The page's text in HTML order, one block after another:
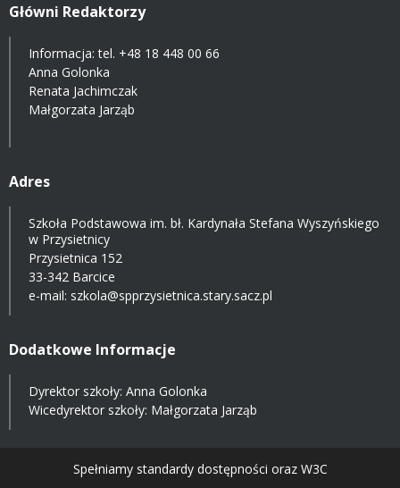
Główni Redaktorzy
Informacja: tel. +48 18 448 00 66
Anna Golonka
Renata Jachimczak
Małgorzata Jarząb
Adres
Szkoła Podstawowa im. bł. Kardynała Stefana Wyszyńskiego
w Przysietnicy
Przysietnica 152
33-342 Barcice
e-mail: szkola@spprzysietnica.stary.sacz.pl
Dodatkowe Informacje
Dyrektor szkoły: Anna Golonka
Wicedyrektor szkoły: Małgorzata Jarząb
Spełniamy standardy dostępności oraz W3C